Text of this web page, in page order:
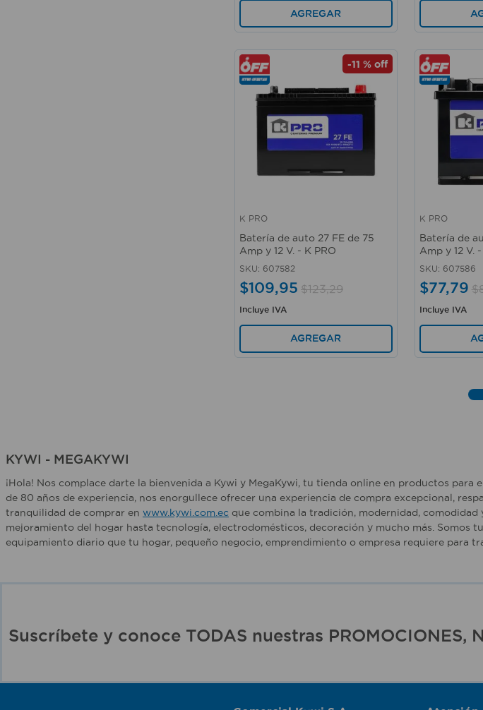
AGREGAR
-11 %off
K PRO
Batería de auto 27 FE de 75
Amp y 12 V. - K PRO
SKU: 607582
$109,95 $123,29
Incluye IVA
AGREGAR
K PRO
Batería de
Amp y 12 V.
SKU: 607586
$77,79 $
Incluye IVA
KYWI - MEGAKYWI
¡Hola! Nos complace darte la bienvenida a Kywi y MegaKywi, tu tienda online en productos
de 80 años de experiencia, nos enorgullece ofrecer una experiencia de compra excepcional,
tranquilidad de comprar en www.kywi.com.ec que combina la tradición, modernidad,
mejoramiento del hogar hasta tecnología, electrodomésticos, decoración y mucho más. Somos
equipamiento diario que tu hogar, pequeño negocio, emprendimiento o empresa requiere para
Suscríbete y conoce TODAS nuestras PROMOCIONES,